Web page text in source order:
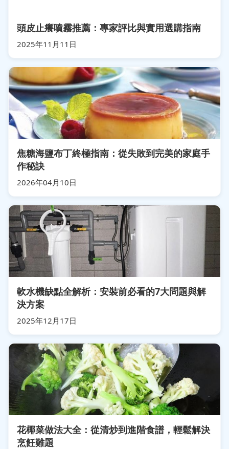
頭皮止癢噴霧推薦：專家評比與實用選購指南
2025年11月11日
焦糖海鹽布丁終極指南：從失敗到完美的家庭手
作秘訣
2026年04月10日
軟水機缺點全解析：安裝前必看的7大問題與解
決方案
2025年12月17日
花椰菜做法大全：從清炒到進階食譜，輕鬆解決
烹飪難題